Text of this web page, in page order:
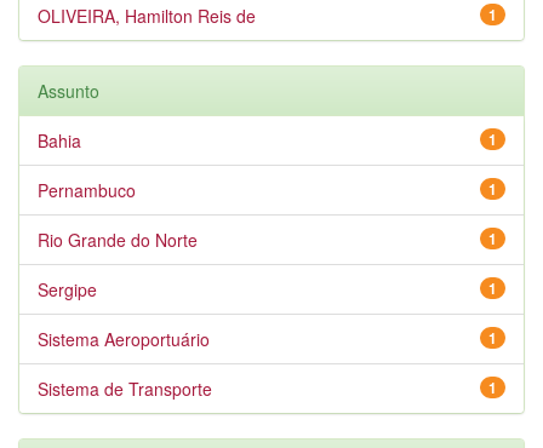
1
OLIVEIRA, Hamilton Reis de
Assunto
1
Bahia
1
Pernambuco
1
Rio Grande do Norte
1
Sergipe
1
Sistema Aeroportuário
1
Sistema de Transporte